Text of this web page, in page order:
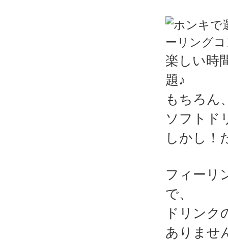
楽しい時
題♪
もちろん
ソフトド
しかし！
フィーリ
で、
ドリンク
ありませ